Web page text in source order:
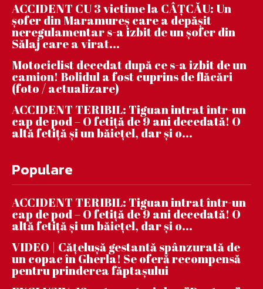
ACCIDENT CU 3 victime la CÂȚCĂU: Un
șofer din Maramureș care a depășit
neregulamentar s-a izbit de un șofer din
Sălaj care a virat...
Motociclist decedat după ce s-a izbit de un
camion! Bolidul a fost cuprins de flăcări
(foto / actualizare)
ACCIDENT TERIBIL: Tiguan intrat într-un
cap de pod – O fetiță de 9 ani decedată! O
altă fetiță și un băiețel, dar și o...
Populare
ACCIDENT TERIBIL: Tiguan intrat într-un
cap de pod – O fetiță de 9 ani decedată! O
altă fetiță și un băiețel, dar și o...
VIDEO | Căţeluşă gestantă spânzurată de
un copac în Gherla! Se oferă recompensă
pentru prinderea făptaşului